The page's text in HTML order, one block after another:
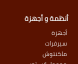
أنظمة و أجهزة
أجهزة
سيرفرات
ماكنتوش